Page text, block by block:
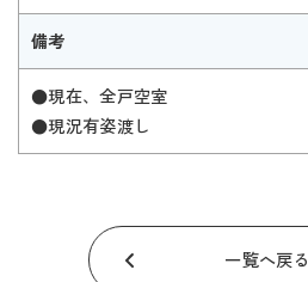
備考
●現在、全戸空室
●現況有姿渡し
一覧へ戻る